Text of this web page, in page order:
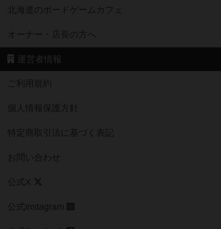
北海道のボードゲームカフェ
オーナー・店長の方へ
運営者情報
ご利用規約
個人情報保護方針
特定商取引法に基づく表記
お問い合わせ
公式X
公式instagram